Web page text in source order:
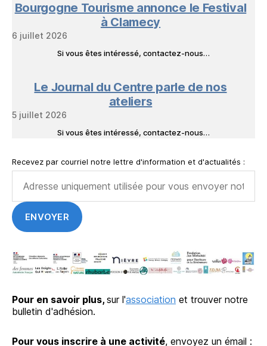
Bourgogne Tourisme annonce le Festival
à Clamecy
6 juillet 2026
Si vous êtes intéressé, contactez-nous…
Le Journal du Centre parle de nos
ateliers
5 juillet 2026
Si vous êtes intéressé, contactez-nous…
Recevez par courriel notre lettre d'information et d'actualités :
Pour en savoir plus, sur l'association et trouver notre
bulletin d'adhésion.
Pour vous inscrire à une activité, envoyez un émail :